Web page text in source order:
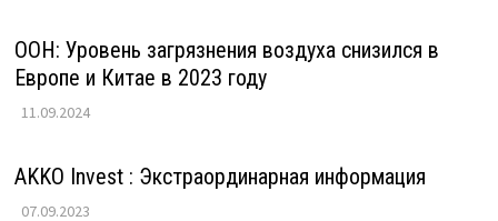
ООН: Уровень загрязнения воздуха снизился в
Европе и Китае в 2023 году
11.09.2024
AKKO Invest : Экстраординарная информация
07.09.2023